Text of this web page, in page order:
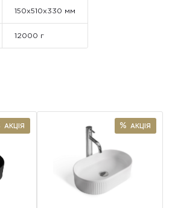
150x510x330 мм
12000 г
АКЦІЯ АКЦІЯ